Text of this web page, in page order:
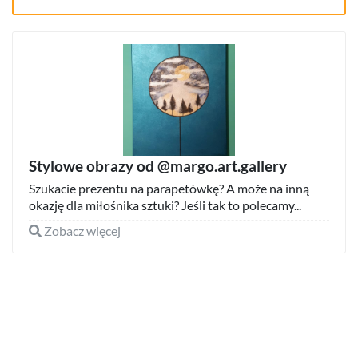
Stylowe obrazy od @margo.art.gallery
Szukacie prezentu na parapetówkę? A może na inną
okazję dla miłośnika sztuki? Jeśli tak to polecamy...
Zobacz więcej